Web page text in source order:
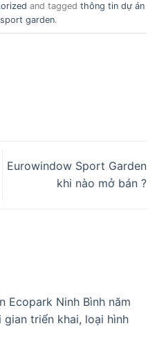
and tagged thông tin dự án
garden.
Eurowindow Sport Garden
khi nào mở bán ?
Ecopark Ninh Bình năm
triển khai, loại hình